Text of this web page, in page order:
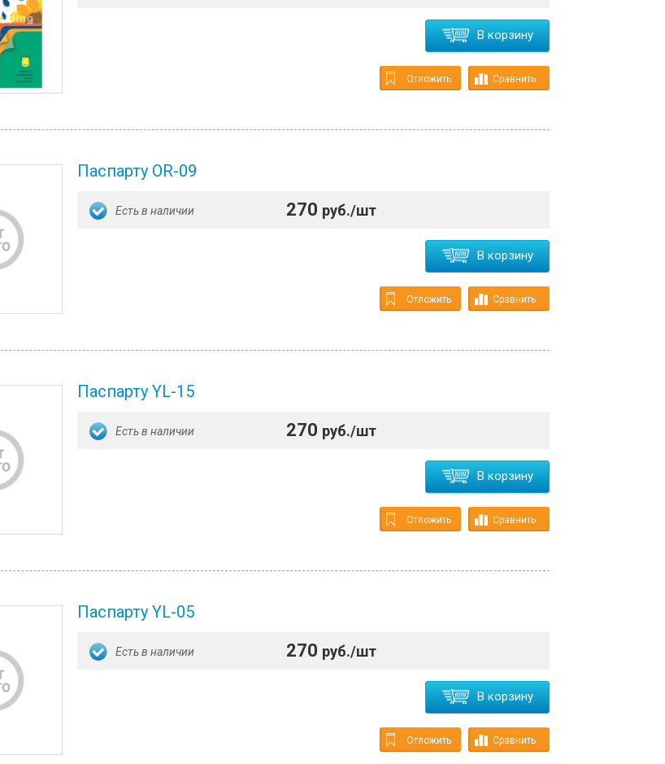
В корзину
Отложить Сравнить
Паспарту OR-09
Есть в наличии 270 руб./шт
В корзину
Отложить Сравнить
Паспарту YL-15
Есть в наличии 270 руб./шт
В корзину
Отложить Сравнить
Паспарту YL-05
Есть в наличии 270 руб./шт
В корзину
Отложить Сравнить